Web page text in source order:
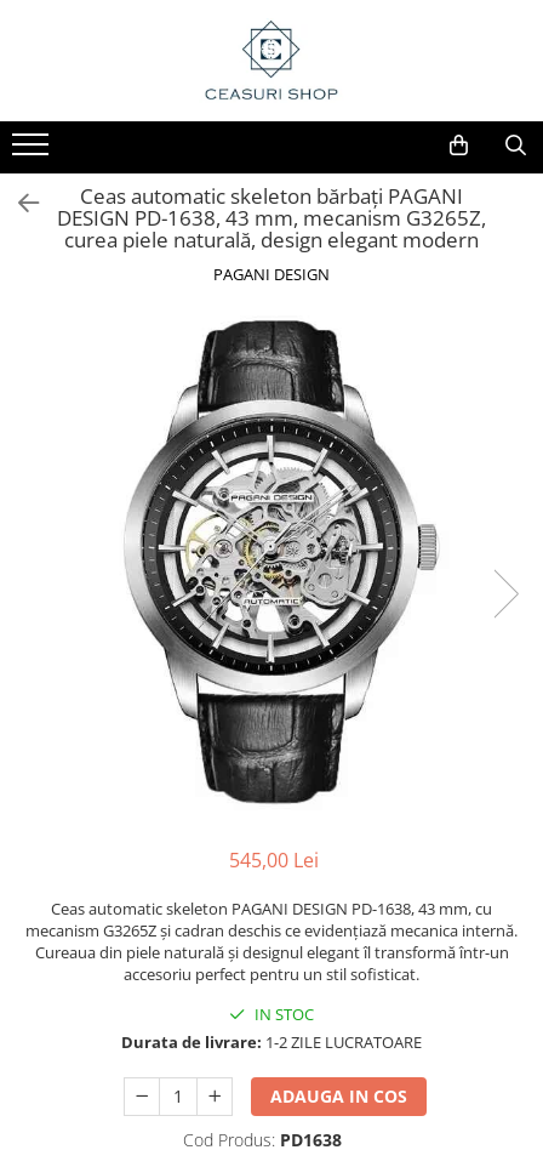
Ceas automatic skeleton bărbați PAGANI
DESIGN PD-1638, 43 mm, mecanism G3265Z,
curea piele naturală, design elegant modern
PAGANI DESIGN
545,00 Lei
Ceas automatic skeleton PAGANI DESIGN PD-1638, 43 mm, cu
mecanism G3265Z și cadran deschis ce evidențiază mecanica internă.
Cureaua din piele naturală și designul elegant îl transformă într-un
accesoriu perfect pentru un stil sofisticat.
IN STOC
Durata de livrare: 1-2 ZILE LUCRATOARE
ADAUGA IN COS
Cod Produs: PD1638